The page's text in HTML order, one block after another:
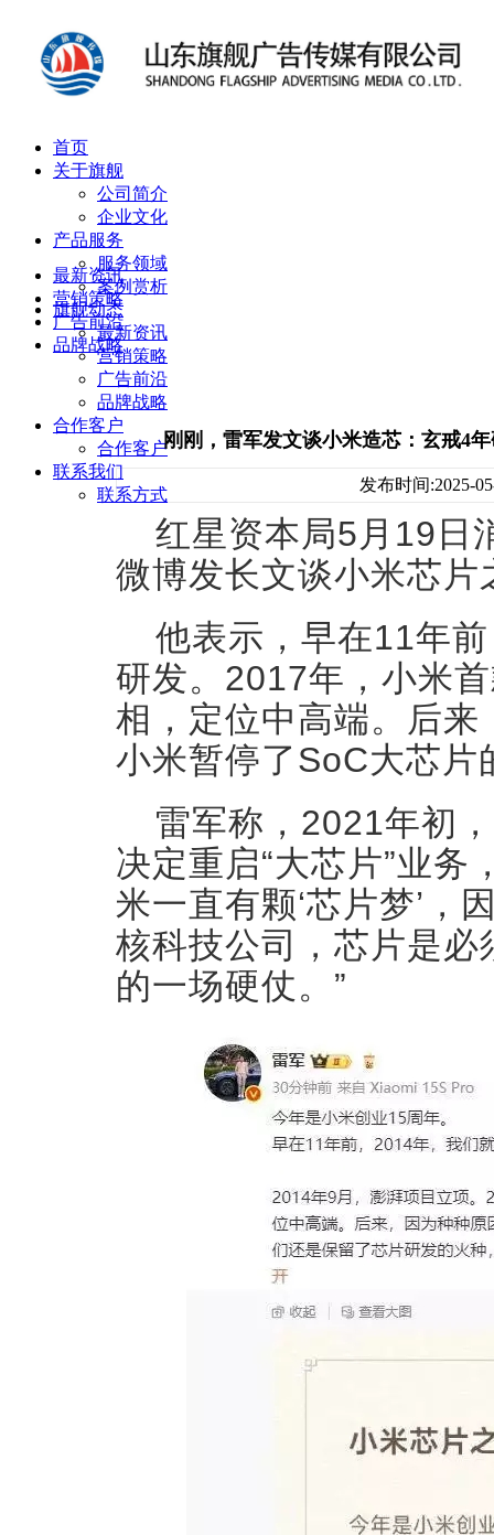
首页
关于旗舰
公司简介
企业文化
产品服务
服务领域
案例赏析
旗舰动态
最新资讯
营销策略
广告前沿
品牌战略
合作客户
合作客户
联系我们
联系方式
最新资讯
营销策略
广告前沿
品牌战略
刚刚，雷军发文谈小米造芯：玄戒4
发布时间:2025-
红星资本局5月19日
微博发长文谈小米芯片
他表示，早在11年
研发。2017年，小米
相，定位中高端。后
小米暂停了SoC大芯片
雷军称，2021年初
决定重启“大芯片”业务
米一直有颗‘芯片梦’ ，
核科技公司，芯片是
的一场硬仗。”